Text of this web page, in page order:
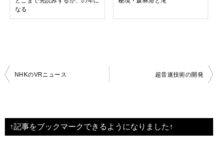
なる
投
ビ
ゲ
NHKのVRニュース 超音速技術の開発
↑記事をブックマークできるようになりました↑